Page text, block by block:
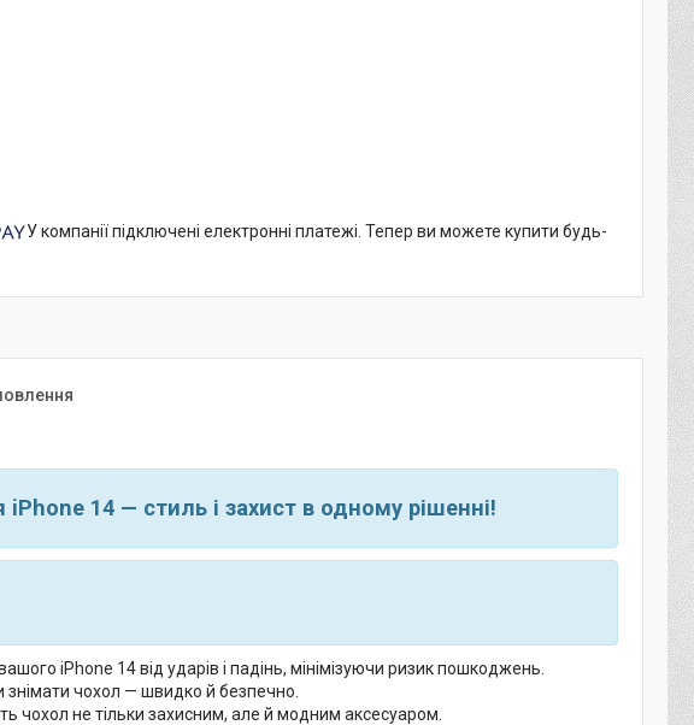
У компанії підключені електронні платежі. Тепер ви можете купити будь-
14 — стиль і захист в одному рішенні!
iPhone 14 від ударів і падінь, мінімізуючи ризик пошкоджень.
знімати чохол — швидко й безпечно.
чохол не тільки захисним, але й модним аксесуаром.